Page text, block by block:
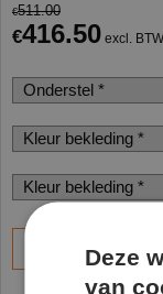
€511.00
€416.50 excl. BTW
BestelDeze
van